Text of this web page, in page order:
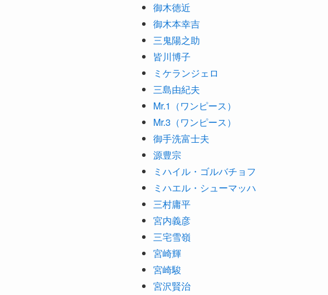
御木徳近
御木本幸吉
三鬼陽之助
皆川博子
ミケランジェロ
三島由紀夫
Mr.1（ワンピース）
Mr.3（ワンピース）
御手洗富士夫
源豊宗
ミハイル・ゴルバチョフ
ミハエル・シューマッハ
三村庸平
宮内義彦
三宅雪嶺
宮崎輝
宮崎駿
宮沢賢治